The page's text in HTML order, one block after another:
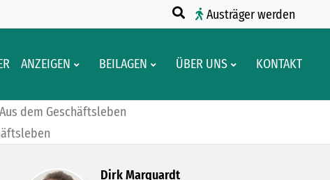
Austräger werden
ANZEIGEN BEILAGEN ÜBER UNS KONTAKT
Aus dem Geschäftsleben
Dirk Marquardt